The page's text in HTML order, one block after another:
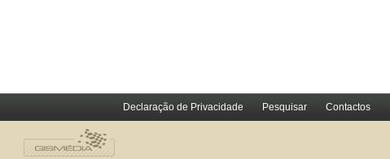
Declaração de Privacidade Pesquisar Contactos